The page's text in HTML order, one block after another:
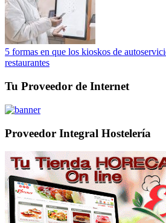
5 formas en que los kioskos de
restaurantes
Tu Proveedor de Internet
Proveedor Integral Hostelería